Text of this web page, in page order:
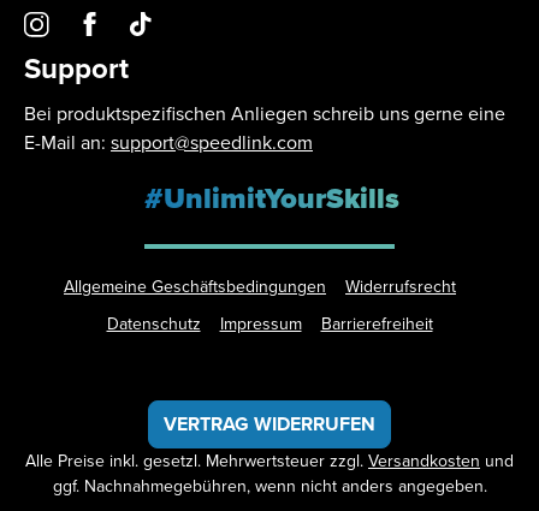
Support
Bei produktspezifischen Anliegen schreib uns gerne eine
E-Mail an: support@speedlink.com
#UnlimitYourSkills
Allgemeine Geschäftsbedingungen
Widerrufsrecht
Datenschutz
Impressum Barrierefreiheit
VERTRAG WIDERRUFEN
Alle Preise inkl. gesetzl. Mehrwertsteuer zzgl.Versandkosten und
ggf. Nachnahmegebühren, wenn nicht anders angegeben.